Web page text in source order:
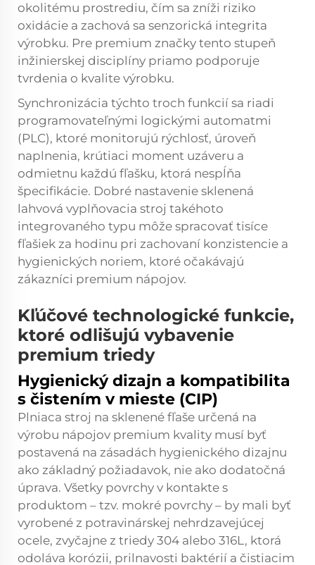
okolitému prostrediu, čím sa zníži riziko
oxidácie a zachová sa senzorická integrita
výrobku. Pre premium značky tento stupeň
inžinierskej disciplíny priamo podporuje
tvrdenia o kvalite výrobku.
Synchronizácia týchto troch funkcií sa riadi
programovateľnými logickými automatmi
(PLC), ktoré monitorujú rýchlosť, úroveň
naplnenia, krútiaci moment uzáveru a
odmietnu každú fľašku, ktorá nespĺňa
špecifikácie. Dobré nastavenie sklenená
lahvová vyplňovacia stroj takéhoto
integrovaného typu môže spracovať tisíce
fľašiek za hodinu pri zachovaní konzistencie a
hygienických noriem, ktoré očakávajú
zákazníci premium nápojov.
Kľúčové technologické funkcie,
ktoré odlišujú vybavenie
premium triedy
Hygienický dizajn a kompatibilita
s čistením v mieste (CIP)
Plniaca stroj na sklenené fľaše určená na
výrobu nápojov premium kvality musí byť
postavená na zásadách hygienického dizajnu
ako základný požiadavok, nie ako dodatočná
úprava. Všetky povrchy v kontakte s
produktom – tzv. mokré povrchy – by mali byť
vyrobené z potravinárskej nehrdzavejúcej
ocele, zvyčajne z triedy 304 alebo 316L, ktorá
odoláva korózii, prilnavosti baktérií a čistiacim